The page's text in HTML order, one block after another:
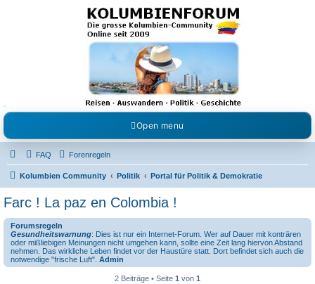
Kolumbienforum - Das
grosse Forum der
Freunde Kolumbiens
Reisen, Auswandern, Kultur, Politik, Geschichte und Visum in Kolumbien und Venezuela.
Austausch, Erfahrungen und Gemeinschaft im Kolumbienforum
Open menu
FAQ Forenregeln
Kolumbien Community Politik Portal für Politik & Demokratie
Farc ! La paz en Colombia !
Forumsregeln
Gesundheitswarnung: Dies ist nur ein Internet-Forum. Wer auf Dauer mit konträren
oder mißliebigen Meinungen nicht umgehen kann, sollte eine Zeit lang hiervon Abstand
nehmen. Das wirkliche Leben findet vor der Haustüre statt. Dort befindet sich auch die
notwendige "frische Luft". Admin
2 Beiträge • Seite 1 von 1